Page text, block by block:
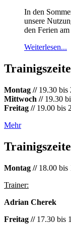
In den
unsere
den Ferien
Weiterlesen...
Montag //19.30 bis
Mittwoch //19.30
Freitag // 19.00 bis
Mehr
Montag //18.00 bis
Trainer:
Adrian Cherek
Freitag //17.30 bis